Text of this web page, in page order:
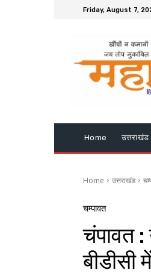
Friday, August 7,
Home उत्तराखंड
Home उत्तराखंड
चम्पावत
चंपावत :